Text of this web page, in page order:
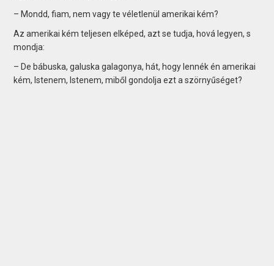
– Mondd, fiam, nem vagy te véletlenül amerikai kém?
Az amerikai kém teljesen elképed, azt se tudja, hová legyen, s
mondja:
– De bábuska, galuska galagonya, hát, hogy lennék én amerikai
kém, Istenem, Istenem, miből gondolja ezt a szörnyűséget?